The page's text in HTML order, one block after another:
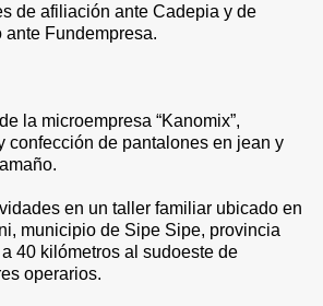
de afiliación ante Cadepia y de
ante Fundempresa.
la microempresa “Kanomix”,
confección de pantalones en jean y
en un taller familiar ubicado en
municipio de Sipe Sipe, provincia
40 kilómetros al sudoeste de
operarios.